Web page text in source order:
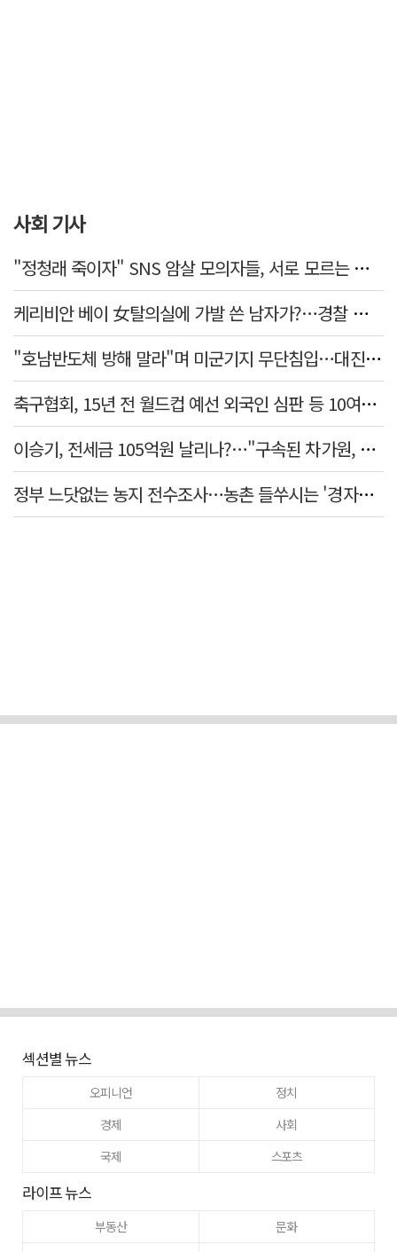
사회 기사
"정청래 죽이자" SNS 암살 모의자들, 서로 모르는 사이였다…檢송치
케리비안 베이 女탈의실에 가발 쓴 남자가?…경찰 추적 중
"호남반도체 방해 말라"며 미군기지 무단침입…대진연 회원 3명 '구속'
축구협회, 15년 전 월드컵 예선 외국인 심판 등 10여명에 '성 접대'
이승기, 전세금 105억원 날리나?…"구속된 차가원, 형사 범죄 영역"
정부 느닷없는 농지 전수조사…농촌 들쑤시는 '경자유전'의 칼날
섹션별 뉴스
오피니언
정치
경제
사회
국제
스포츠
라이프 뉴스
부동산
문화